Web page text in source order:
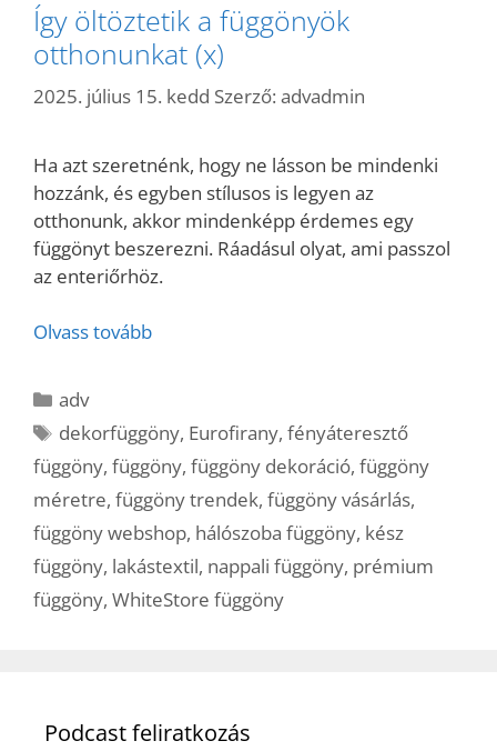
Így öltöztetik a függönyök
otthonunkat (x)
2025. július 15. kedd Szerző: advadmin
Ha azt szeretnénk, hogy ne lásson be mindenki
hozzánk, és egyben stílusos is legyen az
otthonunk, akkor mindenképp érdemes egy
függönyt beszerezni. Ráadásul olyat, ami passzol
az enteriőrhöz.
Olvass tovább
Kategória
adv
Címkék
dekorfüggöny, Eurofirany,fényáteresztő
függöny, függöny, függöny dekoráció, függöny
méretre, függöny trendek, függöny vásárlás,
függöny webshop, hálószoba függöny, kész
függöny, lakástextil, nappali függöny, prémium
függöny, WhiteStore függöny
Podcast feliratkozás